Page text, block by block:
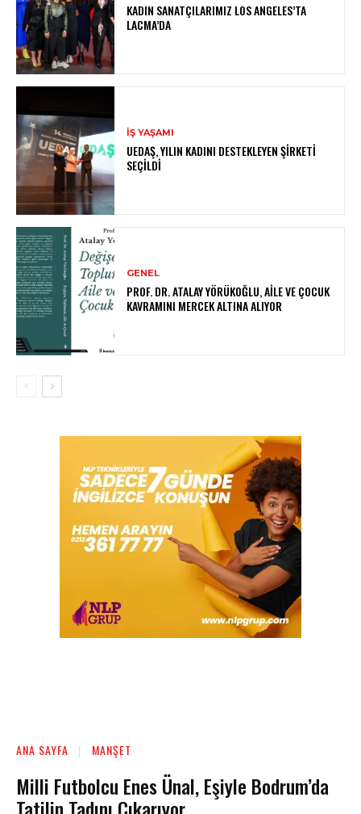
KADIN SANATÇILARIMIZ LOS ANGELES’TA
LACMA’DA
İŞ YAŞAMI
UEDAŞ, YILIN KADINI DESTEKLEYEN ŞIRKETI
SEÇILDI
GENEL
PROF. DR. ATALAY YÖRÜKOĞLU, AILE VE ÇOCUK
KAVRAMINI MERCEK ALTINA ALIYOR